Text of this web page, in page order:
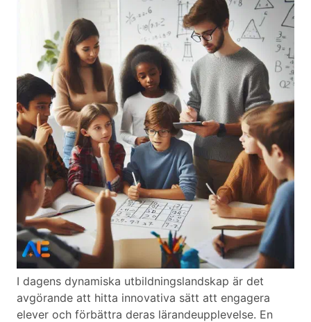
I dagens dynamiska utbildningslandskap är det
avgörande att hitta innovativa sätt att engagera
elever och förbättra deras lärandeupplevelse. En